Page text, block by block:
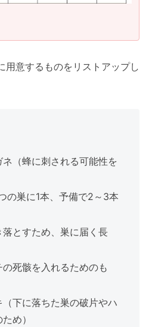
用意するものをリストアップし
（蜂に刺される可能性を
の巣に1本、予備で2～3本
とすため、巣に届く長
死骸を入れるためのも
下に落ちた巣の破片やハ
め）